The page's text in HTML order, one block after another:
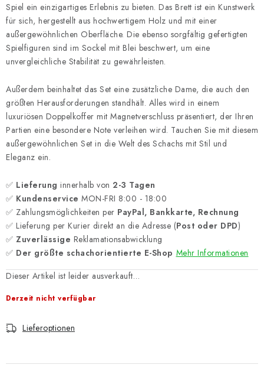
Spiel ein einzigartiges Erlebnis zu bieten. Das Brett ist ein Kunstwerk
für sich, hergestellt aus hochwertigem Holz und mit einer
außergewöhnlichen Oberfläche. Die ebenso sorgfältig gefertigten
Spielfiguren sind im Sockel mit Blei beschwert, um eine
unvergleichliche Stabilität zu gewährleisten.
Außerdem beinhaltet das Set eine zusätzliche Dame, die auch den
größten Herausforderungen standhält. Alles wird in einem
luxuriösen Doppelkoffer mit Magnetverschluss präsentiert, der Ihren
Partien eine besondere Note verleihen wird. Tauchen Sie mit diesem
außergewöhnlichen Set in die Welt des Schachs mit Stil und
Eleganz ein.
✅ Lieferung innerhalb von 2-3 Tagen
✅ Kundenservice MON-FRI 8:00 - 18:00
✅ Zahlungsmöglichkeiten per PayPal, Bankkarte, Rechnung
✅ Lieferung per Kurier direkt an die Adresse (Post oder DPD)
✅ Zuverlässige Reklamationsabwicklung
✅ Der größte schachorientierte E-Shop Mehr Informationen
Dieser Artikel ist leider ausverkauft…
Derzeit nicht verfügbar
Lieferoptionen